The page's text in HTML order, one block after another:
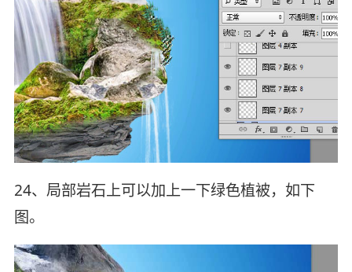
24、局部岩石上可以加上一下绿色植被，如下
图。